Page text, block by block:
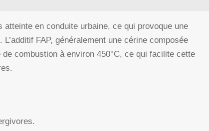
en conduite urbaine, ce qui provoque une
FAP, généralement une cérine composée
combustion à environ 450°C, ce qui facilite cette